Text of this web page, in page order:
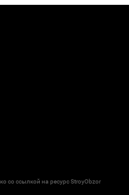
со ссылкой на ресурс StroyObzor